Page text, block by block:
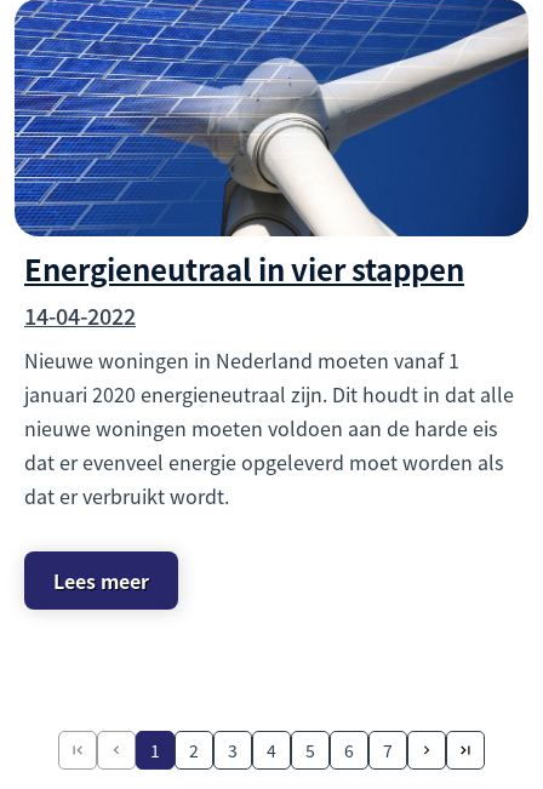
Energieneutraal in vier stappen
14-04-2022
Nieuwe woningen in Nederland moeten vanaf 1
januari 2020 energieneutraal zijn. Dit houdt in dat alle
nieuwe woningen moeten voldoen aan de harde eis
dat er evenveel energie opgeleverd moet worden als
dat er verbruikt wordt.
Lees meer
1 2 3 4 5 6 7